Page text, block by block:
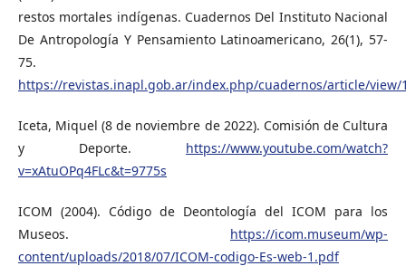
restos mortales indígenas. Cuadernos Del Instituto Nacional
De Antropología Y Pensamiento Latinoamericano, 26(1), 57-
75.
https://revistas.inapl.gob.ar/index.php/cuadernos/article/view/
Iceta, Miquel (8 de noviembre de 2022). Comisión de Cultura
y Deporte. https://www.youtube.com/watch?
v=xAtuOPq4FLc&t=9775s
ICOM (2004). Código de Deontología del ICOM para los
Museos. https://icom.museum/wp-
content/uploads/2018/07/ICOM-codigo-Es-web-1.pdf